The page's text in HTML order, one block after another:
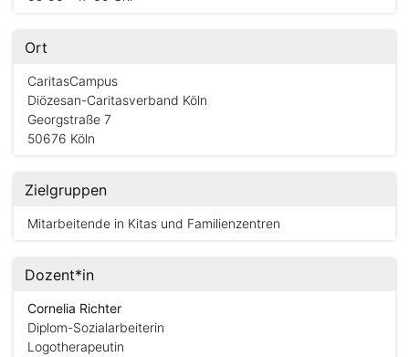
Ort
CaritasCampus
Diözesan-Caritasverband Köln
Georgstraße 7
50676 Köln
Zielgruppen
Mitarbeitende in Kitas und Familienzentren
Dozent*in
Cornelia Richter
Diplom-Sozialarbeiterin
Logotherapeutin